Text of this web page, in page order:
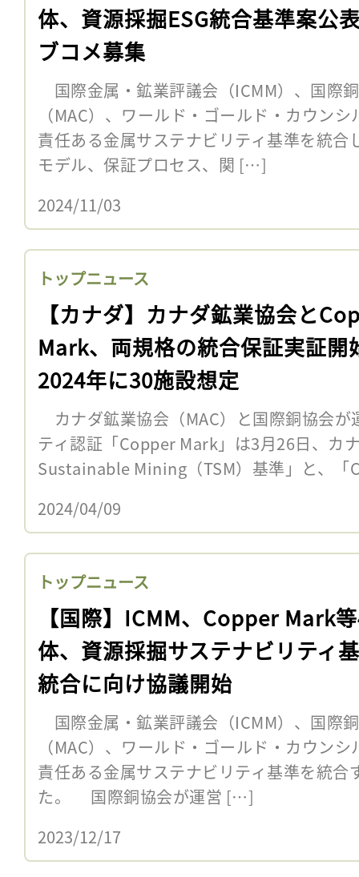
体、資源採掘ESG統合基準案公
ブコメ募集
国際金属・鉱業評議会（ICMM）、国際
（MAC）、ワールド・ゴールド・カウン
責任ある金属サステナビリティ基準を統合
モデル、保証プロセス、関 […]
2024/11/03
トップニュース
【カナダ】カナダ鉱業協会と
Mark、両規格の統合保証実証開
2024年に30施設想定
カナダ鉱業協会（MAC）と国際銅協会が
ティ認証「Copper Mark」は3月26日、カ
Sustainable Mining（TSM）基準」と、
2024/04/09
トップニュース
【国際】ICMM、Copper Mark
体、資源採掘サステナビリティ
統合に向け協議開始
国際金属・鉱業評議会（ICMM）、国際
（MAC）、ワールド・ゴールド・カウン
責任ある金属サステナビリティ基準を統合
た。 国際銅協会が運営 […]
2023/12/17